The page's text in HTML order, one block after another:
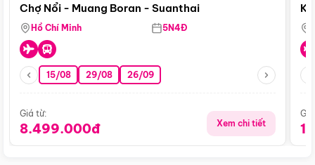
Chợ Nổi - Muang Boran - Suanthai
Hồ Chí Minh 5N4Đ
15/08 29/08 26/09
Giá từ:
8.499.000đ Xem chi tiết